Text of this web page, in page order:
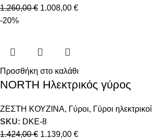
1.260,00€ 1.008,00 €
-20%
Προσθήκη στο καλάθι
NORTH Ηλεκτρικός γύρος
ΖΕΣΤΗ ΚΟΥΖΙΝΑ, Γύροι, Γύροι ηλεκτρικοί
SKU: DKE-8
1.424,00€ 1.139,00 €